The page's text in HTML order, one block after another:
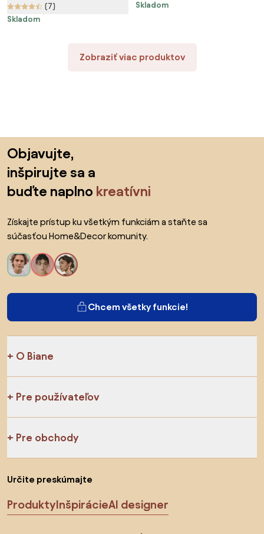
(7)
Skladom
Skladom
Zobraziť viac produktov
Objavujte,
inšpirujte sa a
buďte naplno kreatívni
Získajte prístup ku všetkým funkciám a staňte sa
súčasťou Home&Decor komunity.
Chcem všetky funkcie!
O Biane
Pre používateľov
Pre obchody
Určite preskúmajte
ProduktyInšpirácieAI designer